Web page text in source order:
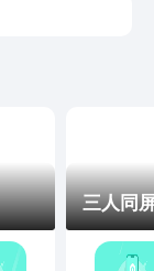
三人同